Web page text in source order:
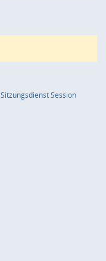
SitzungsdienstSession(Wird in